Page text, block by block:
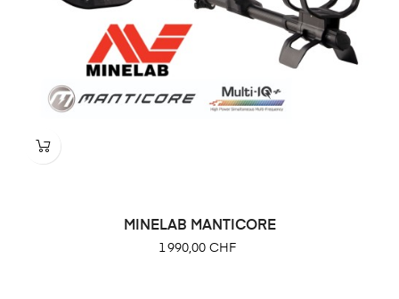
MINELAB MANTICORE
Prix
1 990,00 CHF